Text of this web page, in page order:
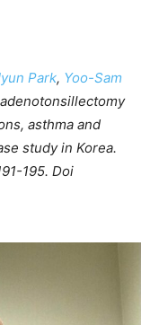
Park, Yoo-Sam
asthma and
study in Korea.
195. Doi